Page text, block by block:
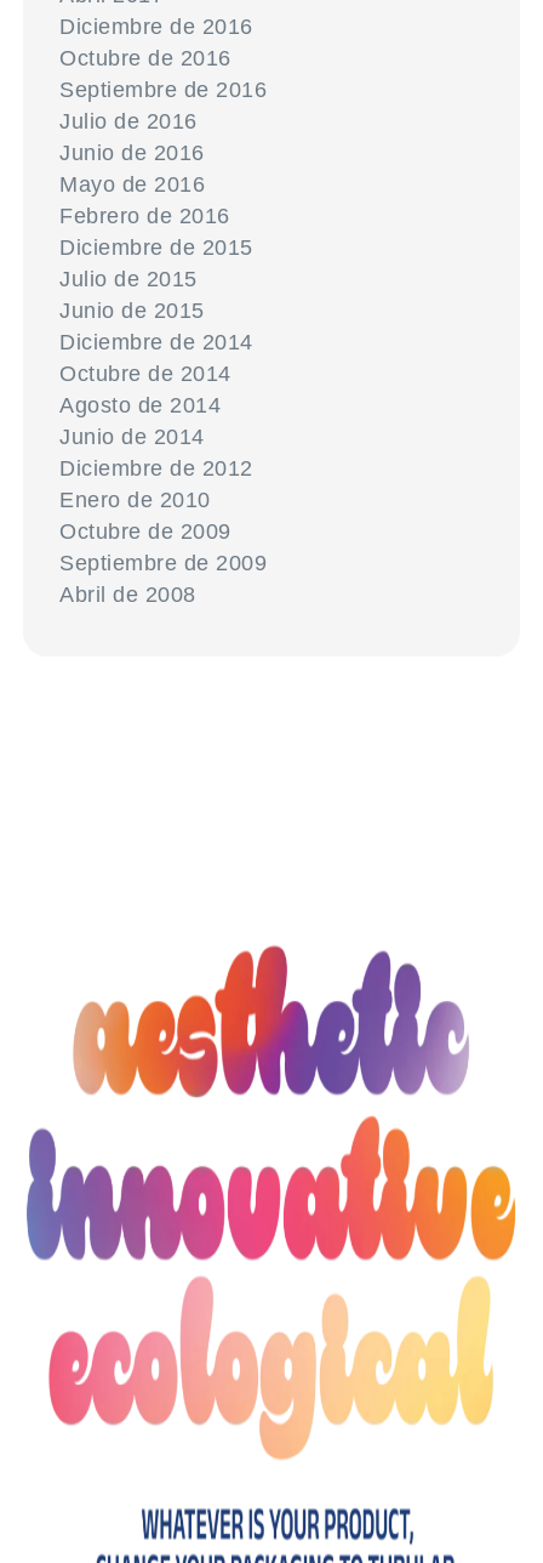
Diciembre de 2016
Octubre de 2016
Septiembre de 2016
Julio de 2016
Junio de 2016
Mayo de 2016
Febrero de 2016
Diciembre de 2015
Julio de 2015
Junio de 2015
Diciembre de 2014
Octubre de 2014
Agosto de 2014
Junio de 2014
Diciembre de 2012
Enero de 2010
Octubre de 2009
Septiembre de 2009
Abril de 2008